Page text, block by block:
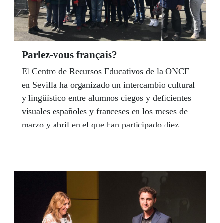
Parlez-vous français?
El Centro de Recursos Educativos de la ONCE
en Sevilla ha organizado un intercambio cultural
y lingüístico entre alumnos ciegos y deficientes
visuales españoles y franceses en los meses de
marzo y abril en el que han participado diez
participantes.También en el primer fin de semana
de abril el CRE acogió otra de sus actividades
lúdicas, en esta ocasión invitó a los alumnos a